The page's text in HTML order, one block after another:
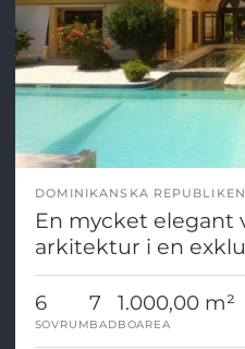
DOMINIKANSKA REPUBLIKEN
En mycket elegant
arkitektur i en
anläggning
6
SOVRUM
7
BAD
1.000,00 m²
BOAREA